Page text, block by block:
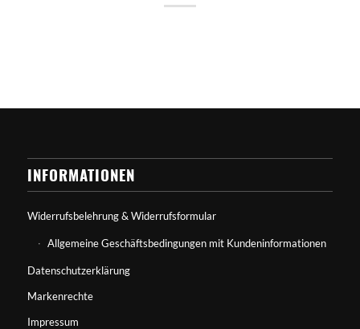
INFORMATIONEN
Widerrufsbelehrung & Widerrufsformular
Allgemeine Geschäftsbedingungen mit Kundeninformationen
Datenschutzerklärung
Markenrechte
Impressum